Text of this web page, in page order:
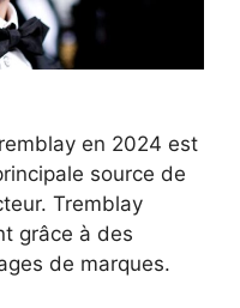
en 2024 est
source de
Tremblay
grâce à des
de marques.